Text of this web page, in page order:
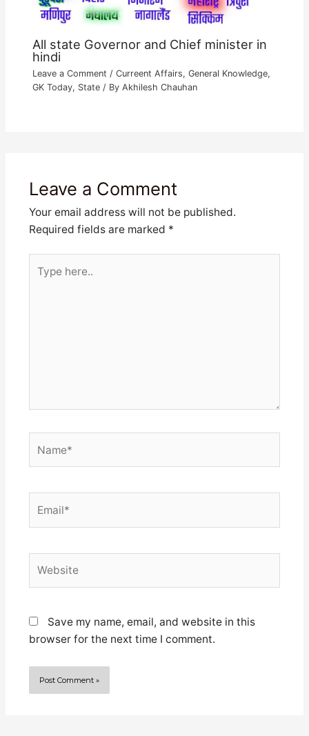
All state Governor and Chief minister in
hindi
Leave a Comment /Curreent Affairs,General Knowledge,
GK Today, State / ByAkhilesh Chauhan
Leave a Comment
Your email address will not be published.
Required fields are marked *
here..
Save my name, email, and website in this
browser for the next time I comment.